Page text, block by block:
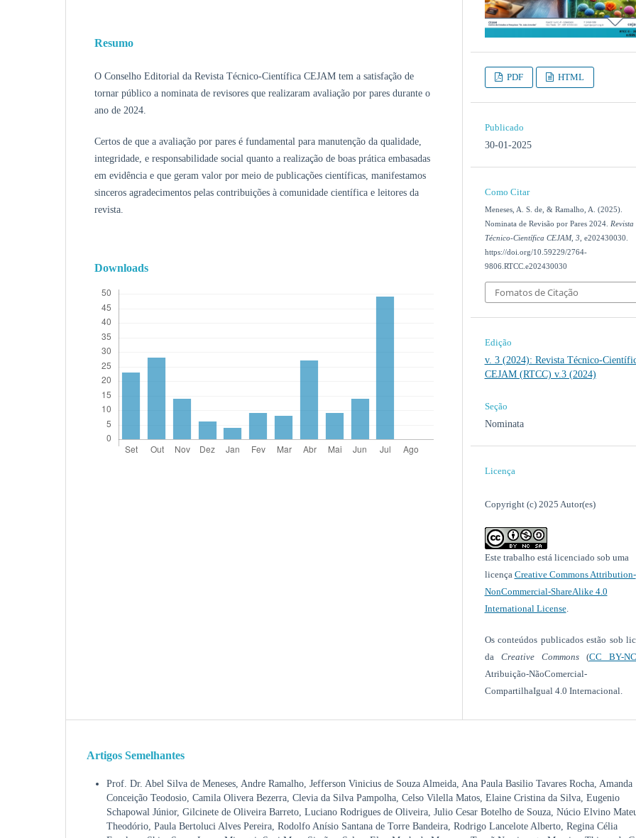
Resumo
O Conselho Editorial da Revista Técnico-Científica CEJAM tem a satisfação de
tornar público a nominata de revisores que realizaram avaliação por pares durante o
ano de 2024.
Certos de que a avaliação por pares é fundamental para manutenção da qualidade,
integridade, e responsabilidade social quanto a realização de boas prática embasadas
em evidência e que geram valor por meio de publicações científicas, manifestamos
sinceros agradecimentos pelas contribuições à comunidade científica e leitores da
revista.
Downloads
PDF HTML
Publicado
30-01-2025
Como Citar
Meneses, A. S. de, & Ramalho, A. (2025).
Nominata de Revisão por Pares 2024.
Revista
Técnico-Científica CEJAM, 3 , e202430030.
https://doi.org/10.59229/2764-
9806.RTCC.e202430030
Fomatos de Citação
Edição
v. 3 (2024): Revista Técnico-
CEJAM (RTCC) v.3 (2024)
Seção
Nominata
Licença
Copyright (c) 2025 Autor(es)
Este trabalho está licenciado sob uma
licença Creative Commons Attribution-
NonCommercial-ShareAlike 4.0
International License.
Os conteúdos publicados estão sob
da Creative Commons(CC BY-
Atribuição-NãoComercial-
CompartilhaIgual 4.0 Internacional.
Artigos Semelhantes
Prof. Dr. Abel Silva de Meneses, Andre Ramalho, Jefferson Vinicius de Souza Almeida, Ana Paula Basilio Tavares Rocha, Amanda
Conceição Teodosio, Camila Olivera Bezerra, Clevia da Silva Pampolha, Celso Vilella Matos, Elaine Cristina da Silva, Eugenio
Schapowal Júnior, Gilcinete de Oliveira Barreto, Luciano Rodrigues de Oliveira, Julio Cesar Botelho de Souza, Núcio Elvino
Theodório, Paula Bertoluci Alves Pereira, Rodolfo Anísio Santana de Torre Bandeira, Rodrigo Lancelote Alberto, Regina Célia